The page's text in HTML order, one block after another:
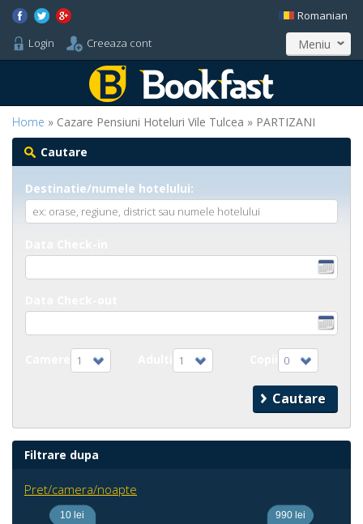
Login Creeaza cont
Romanian
Meniu
Home » Cazare Pensiuni Hoteluri Vile Tulcea » PARTIZANI
Cautare
Destinatie/numele hotelului:
1 1 0
Filtrare dupa
Pret/camera/noapte
10 lei 990 lei